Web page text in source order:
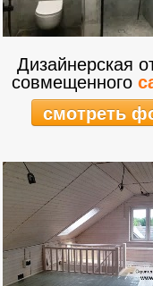
Дизайнерская
совмещенного
смотреть